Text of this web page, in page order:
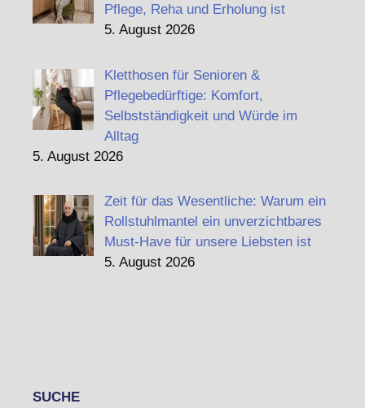
Pflege, Reha und Erholung ist
5. August 2026
Kletthosen für Senioren &
Pflegebedürftige: Komfort,
Selbstständigkeit und Würde im
Alltag
5. August 2026
Zeit für das Wesentliche: Warum ein
Rollstuhlmantel ein unverzichtbares
Must-Have für unsere Liebsten ist
5. August 2026
SUCHE